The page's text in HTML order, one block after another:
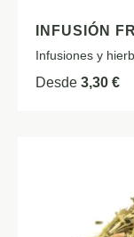
INFUSIÓN
Infusiones y
Desde 3,30 €